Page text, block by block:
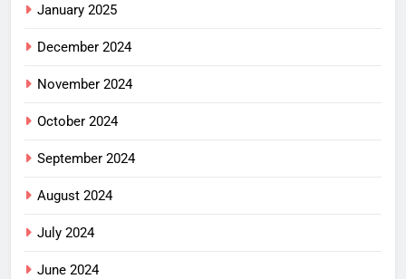
January 2025
December 2024
November 2024
October 2024
September 2024
August 2024
July 2024
June 2024